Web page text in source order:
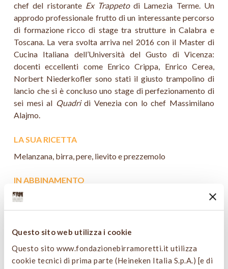
Questo sito web utilizza i cookie
Questo sito www.fondazionebirramoretti.it utilizza
cookie tecnici di prima parte (Heineken Italia S.p.A.) [e di
chef del ristorante Ex Trappetodi Lamezia Terme. Un
approdo professionale frutto di un interessante percorso
di formazione ricco di stage tra strutture in Calabra e
Toscana. La vera svolta arriva nel 2016 con il Master di
Cucina Italiana dell’Università del Gusto di Vicenza:
docenti eccellenti come Enrico Crippa, Enrico Cerea,
Norbert Niederkofler sono stati il giusto trampolino di
lancio che si è concluso uno stage di perfezionamento di
sei mesi al Quadridi Venezia con lo chef Massimilano
Alajmo.
LA SUA RICETTA
Melanzana, birra, pere, lievito e prezzemolo
IN ABBINAMENTO
Birra Moretti Grani Antichi